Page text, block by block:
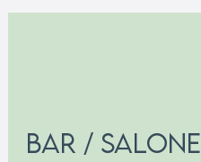
Bar / Salone